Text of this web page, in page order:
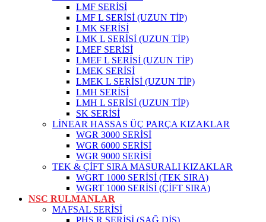
LMF SERİSİ
LMF L SERİSİ (UZUN TİP)
LMK SERİSİ
LMK L SERİSİ (UZUN TİP)
LMEF SERİSİ
LMEF L SERİSİ (UZUN TİP)
LMEK SERİSİ
LMEK L SERİSİ (UZUN TİP)
LMH SERİSİ
LMH L SERİSİ (UZUN TİP)
SK SERİSİ
LİNEAR HASSAS ÜÇ PARÇA KIZAKLAR
WGR 3000 SERİSİ
WGR 6000 SERİSİ
WGR 9000 SERİSİ
TEK & ÇİFT SIRA MASURALI KIZAKLAR
WGRT 1000 SERİSİ (TEK SIRA)
WGRT 1000 SERİSİ (ÇİFT SIRA)
NSC RULMANLAR
MAFSAL SERİSİ
PHS R SERİSİ (SAĞ DİŞ)